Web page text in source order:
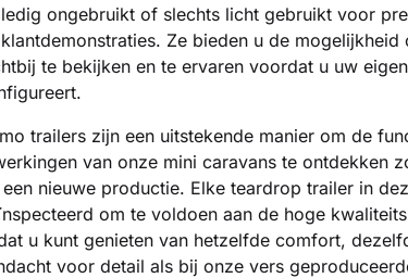
ongebruikt of slechts licht gebruikt voor
Ze bieden u de mogelijkheid
te bekijken en te ervaren voordat u uw
trailers zijn een uitstekende manier om de
van onze mini caravans te ontdekken
nieuwe productie. Elke teardrop trailer in
om te voldoen aan de hoge
u kunt genieten van hetzelfde comfort,
voor detail als bij onze vers